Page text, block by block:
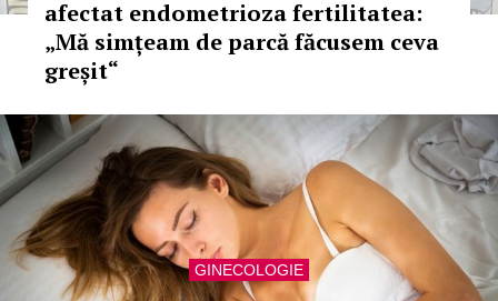
afectat endometrioza fertilitatea:
„Mă simțeam de parcă făcusem ceva
greșit“
GINECOLOGIE